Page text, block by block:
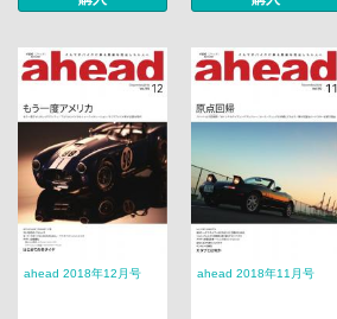
ahead 2018年12月号 ahead 2018年11月号